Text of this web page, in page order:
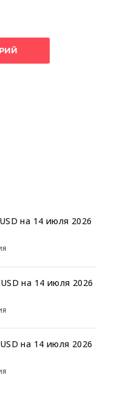
на 14 июля 2026
на 14 июля 2026
на 14 июля 2026